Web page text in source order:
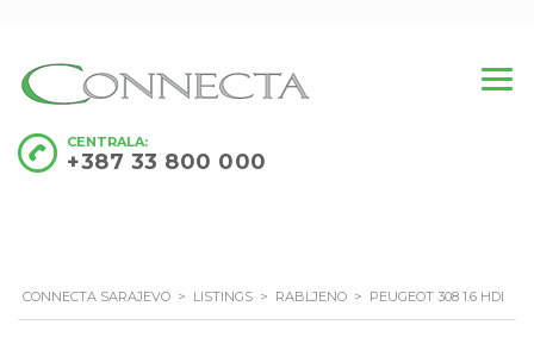
CENTRALA:
+387 33 800 000
CONNECTA SARAJEVO > LISTINGS > RABLJENO > PEUGEOT 308 1.6 HDI